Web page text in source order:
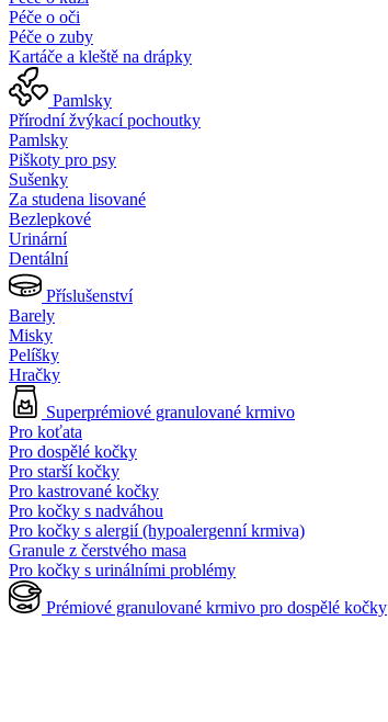
Péče o oči
Péče o zuby
Kartáče a kleště na drápky
Pamlsky
Přírodní žvýkací pochoutky
Pamlsky
Piškoty pro psy
Sušenky
Za studena lisované
Bezlepkové
Urinární
Dentální
Příslušenství
Barely
Misky
Pelíšky
Hračky
Superprémiové granulované krmivo
Pro koťata
Pro dospělé kočky
Pro starší kočky
Pro kastrované kočky
Pro kočky s nadváhou
Pro kočky s alergií (hypoalergenní krmiva)
Granule z čerstvého masa
Pro kočky s urinálními problémy
Prémiové granulované krmivo pro dospělé kočky